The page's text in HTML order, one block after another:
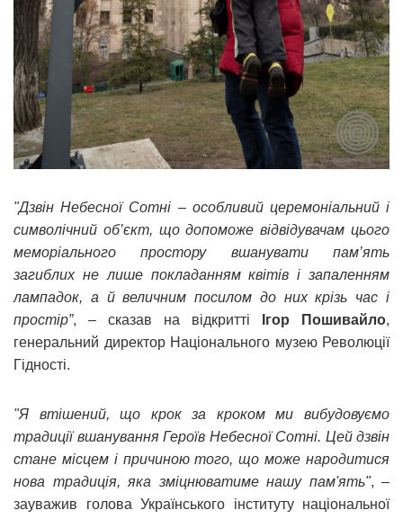
"Дзвін Небесної Сотні – особливий церемоніальний і
символічний об’єкт, що допоможе відвідувачам цього
меморіального простору вшанувати пам’ять
загиблих не лише покладанням квітів і запаленням
лампадок, а й величним посилом до них крізь час і
простір”, – сказав на відкритті Ігор Пошивайло,
генеральний директор Національного музею Революції
Гідності.
"Я втішений, що крок за кроком ми вибудовуємо
традиції вшанування Героїв Небесної Сотні. Цей дзвін
стане місцем і причиною того, що може народитися
нова традиція, яка зміцнюватиме нашу пам'ять", –
зауважив голова Українського інституту національної